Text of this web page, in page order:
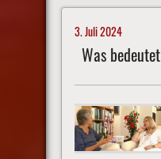
3. Juli 2024
Was